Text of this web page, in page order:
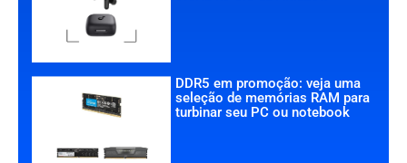
DDR5 em promoção: veja uma
seleção de memórias RAM para
turbinar seu PC ou notebook